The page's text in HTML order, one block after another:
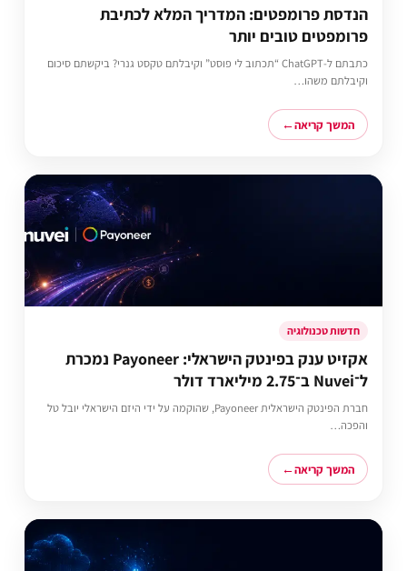
הנדסת פרומפטים: המדריך המלא לכתיבת
פרומפטים טובים יותר
כתבתם ל-ChatGPT “תכתוב לי פוסט” וקיבלתם טקסט גנרי? ביקשתם סיכום
וקיבלתם משהו…
המשך קריאה
חדשות טכנולוגיה
אקזיט ענק בפינטק הישראלי: Payoneer נמכרת
ל־Nuvei ב־2.75 מיליארד דולר
חברת הפינטק הישראלית Payoneer, שהוקמה על ידי היזם הישראלי יובל טל
והפכה…
המשך קריאה